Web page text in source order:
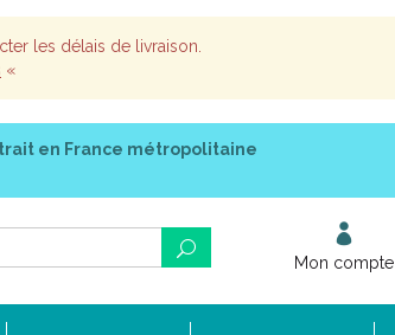
les délais de livraison.
«
en France métropolitaine
Mon compte